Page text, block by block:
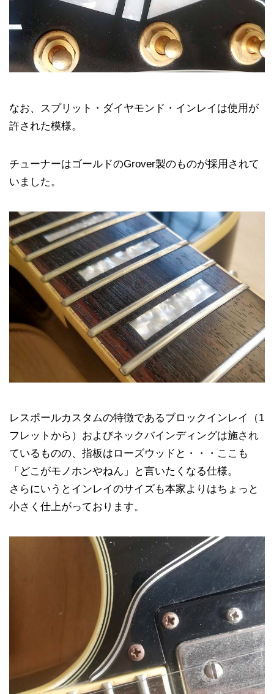
なお、スプリット・ダイヤモンド・インレイは使用が
許された模様。
チューナーはゴールドのGrover製のものが採用されて
いました。
レスポールカスタムの特徴であるブロックインレイ（1
フレットから）およびネックバインディングは施され
ているものの、指板はローズウッドと・・・ここも
「どこがモノホンやねん」と言いたくなる仕様。
さらにいうとインレイのサイズも本家よりはちょっと
小さく仕上がっております。